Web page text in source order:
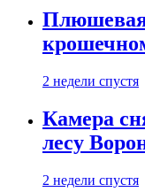
Плюшевая
2 недели спустя
Камера
лесу
2 недели спустя